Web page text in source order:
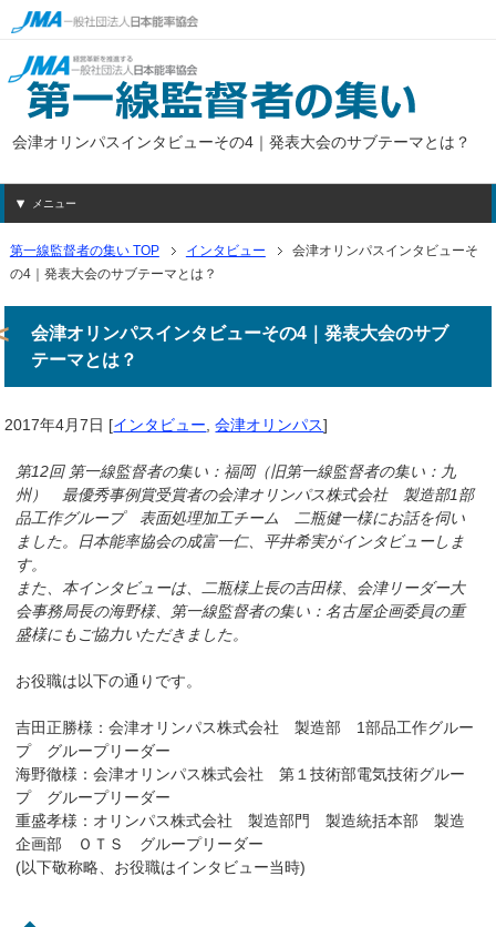
会津オリンパスインタビューその4｜発表大会のサブテーマとは？
メニュー
第一線監督者の集い TOP インタビュー
会津オリンパスインタビューそ
の4｜発表大会のサブテーマとは？
会津オリンパスインタビューその4｜発表大会のサブ
テーマとは？
2017年4月7日 [インタビュー,会津オリンパス]
第12回 第一線監督者の集い：福岡（旧第一線監督者の集い：九
州） 最優秀事例賞受賞者の会津オリンパス株式会社 製造部1部
品工作グループ 表面処理加工チーム 二瓶健一様にお話を伺い
ました。日本能率協会の成富一仁、平井希実がインタビューしま
す。
また、本インタビューは、二瓶様上長の吉田様、会津リーダー大
会事務局長の海野様、第一線監督者の集い：名古屋企画委員の重
盛様にもご協力いただきました。
お役職は以下の通りです。
吉田正勝様：会津オリンパス株式会社 製造部 1部品工作グルー
プ グループリーダー
海野徹様：会津オリンパス株式会社 第１技術部電気技術グルー
プ グループリーダー
重盛孝様：オリンパス株式会社 製造部門 製造統括本部 製造
企画部 ＯＴＳ グループリーダー
(以下敬称略、お役職はインタビュー当時)